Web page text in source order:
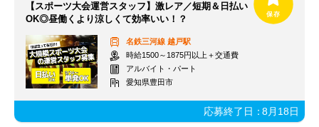
【スポーツ大会運営スタッフ】激レア／短期＆日払い
OK◎昼働くより涼しくて効率いい！？
名鉄三河線 越戸駅
時給1500～1875円以上＋交通費
アルバイト・パート
愛知県豊田市
応募終了日：8月18日